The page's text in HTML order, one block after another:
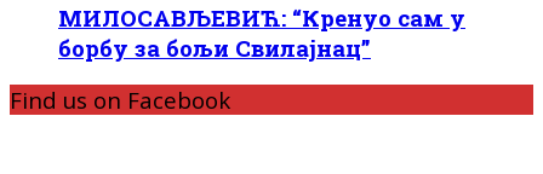
МИЛОСАВЉЕВИЋ: “Кренуо сам у
борбу за бољи Свилајнац”
Find us on Facebook